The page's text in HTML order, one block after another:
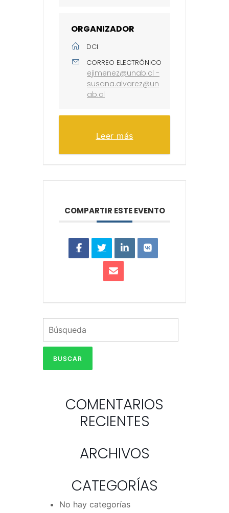
ORGANIZADOR
DCI
CORREO ELECTRÓNICO
ejimenez@unab.cl -
susana.alvarez@un
ab.cl
Leer más
COMPARTIR ESTE EVENTO
COMENTARIOS
RECIENTES
ARCHIVOS
CATEGORÍAS
No hay categorías